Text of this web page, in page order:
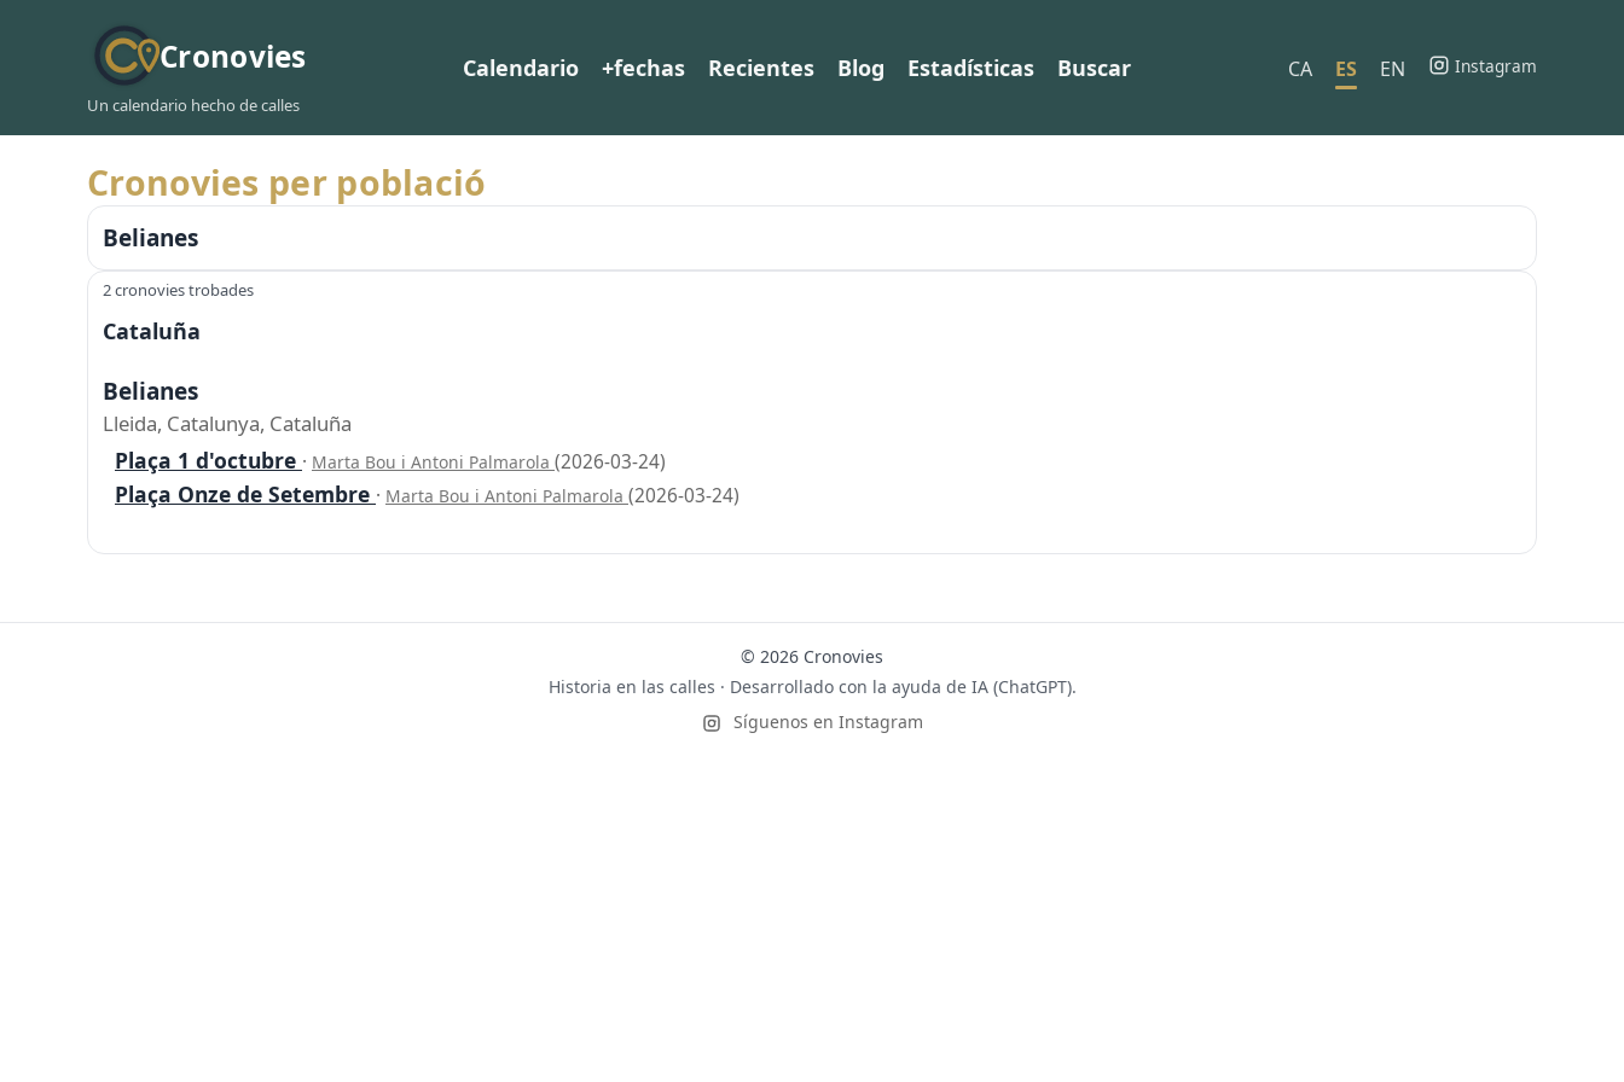
Cronovies
Un calendario hecho de calles
Calendario +fechas Recientes Blog Estadísticas Buscar CA ES EN Instagram
Cronovies per població
Belianes
2 cronovies trobades
Cataluña
Belianes
Lleida, Catalunya, Cataluña
Plaça 1 d'octubre · Marta Bou i Antoni Palmarola (2026-03-24)
Plaça Onze de Setembre · Marta Bou i Antoni Palmarola (2026-03-24)
© 2026 Cronovies
Historia en las calles · Desarrollado con la ayuda de IA (ChatGPT).
Síguenos en Instagram